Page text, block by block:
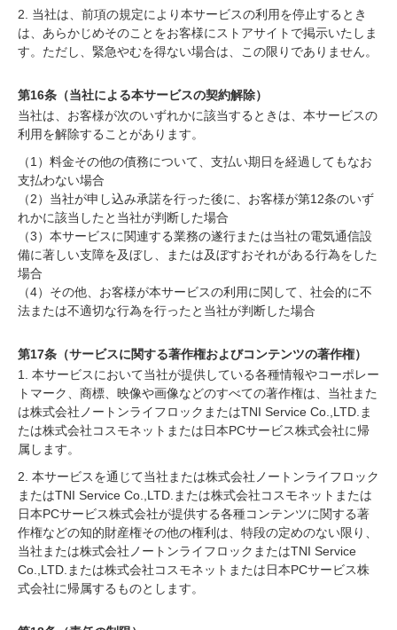
2. 当社は、前項の規定により本サービスの利用を停止するとき
は、あらかじめそのことをお客様にストアサイトで掲示いたしま
す。ただし、緊急やむを得ない場合は、この限りでありません。
第16条（当社による本サービスの契約解除）
当社は、お客様が次のいずれかに該当するときは、本サービスの
利用を解除することがあります。
（1）料金その他の債務について、支払い期日を経過してもなお
支払わない場合
（2）当社が申し込み承諾を行った後に、お客様が第12条のいず
れかに該当したと当社が判断した場合
（3）本サービスに関連する業務の遂行または当社の電気通信設
備に著しい支障を及ぼし、または及ぼすおそれがある行為をした
場合
（4）その他、お客様が本サービスの利用に関して、社会的に不
法または不適切な行為を行ったと当社が判断した場合
第17条（サービスに関する著作権およびコンテンツの著作権）
1. 本サービスにおいて当社が提供している各種情報やコーポレー
トマーク、商標、映像や画像などのすべての著作権は、当社また
は株式会社ノートンライフロックまたはTNI Service Co.,LTD.ま
たは株式会社コスモネットまたは日本PCサービス株式会社に帰
属します。
2. 本サービスを通じて当社または株式会社ノートンライフロック
またはTNI Service Co.,LTD.または株式会社コスモネットまたは
日本PCサービス株式会社が提供する各種コンテンツに関する著
作権などの知的財産権その他の権利は、特段の定めのない限り、
当社または株式会社ノートンライフロックまたはTNI Service
Co.,LTD.または株式会社コスモネットまたは日本PCサービス株
式会社に帰属するものとします。